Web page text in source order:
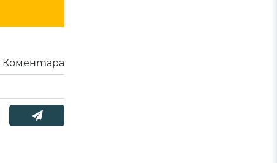
Коментара